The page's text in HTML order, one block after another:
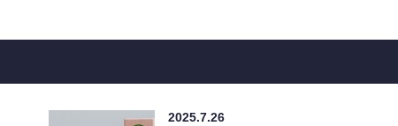
2025.7.26